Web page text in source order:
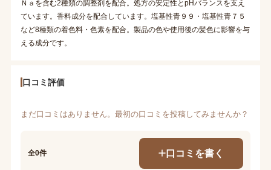
Ｎａを含む2種類の調整剤を配合。処方の安定性とpHバランスを支え
ています。香料成分を配合しています。塩基性青９９・塩基性青７５
など8種類の着色料・色素を配合。製品の色や使用後の髪色に影響を与
える成分です。
口コミ評価
まだ口コミはありません。最初の口コミを投稿してみませんか？
全0件 口コミを書く